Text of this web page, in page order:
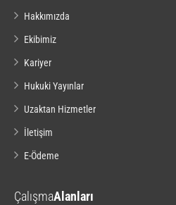
Hakkımızda
Ekibimiz
Kariyer
Hukuki Yayınlar
Uzaktan Hizmetler
İletişim
E-Ödeme
ÇalışmaAlanları